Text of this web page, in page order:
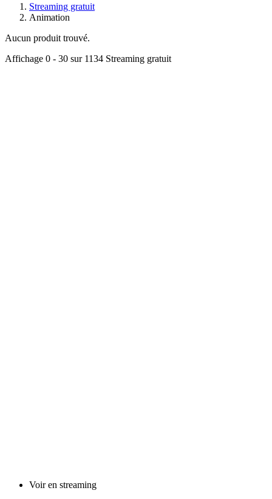
Streaming gratuit
Animation
Aucun produit trouvé.
Affichage 0 - 30 sur 1134 Streaming gratuit
Voir en streaming